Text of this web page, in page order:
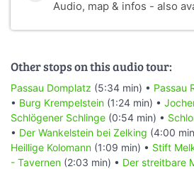
Audio, map & infos - also
Other stops on this audio tour:
Passau Domplatz (5:34 min) • Passau
• Burg Krempelstein (1:24 min) •
Schlögener Schlinge (0:54 min) •
• Der Wankelstein bei Zelking (4:00
Heillige Kolomann (1:09 min) • Stift
- Tavernen (2:03 min) • Der streitbare